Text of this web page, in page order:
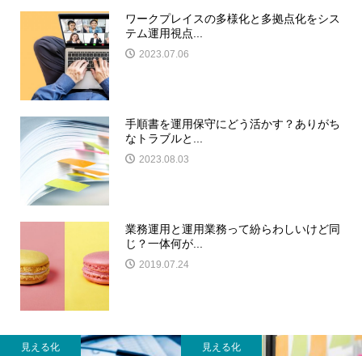
ワークプレイスの多様化と多拠点化をシス
テム運用視点...
2023.07.06
手順書を運用保守にどう活かす？ありがち
なトラブルと...
2023.08.03
業務運用と運用業務って紛らわしいけど同
じ？一体何が...
2019.07.24
見える化 見える化